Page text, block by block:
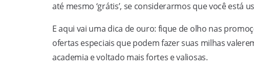
até mesmo ‘grátis’, se considerarmos que você está
E aqui vai uma dica de ouro: fique de olho nas
ofertas especiais que podem fazer suas milhas
academia e voltado mais fortes e valiosas.